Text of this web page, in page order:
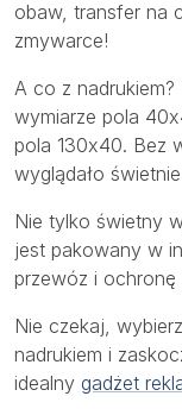
obaw, transfer na
zmywarce!
A co z
wymiarze pola
pola 130x40. Bez
wyglądało
Nie tylko świetny
jest pakowany w
przewóz i ochronę
Nie czekaj,
nadrukiem i
idealny gadżet